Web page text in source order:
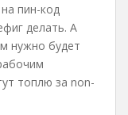
пин-код
делать. А
нужно будет
топлю за non-